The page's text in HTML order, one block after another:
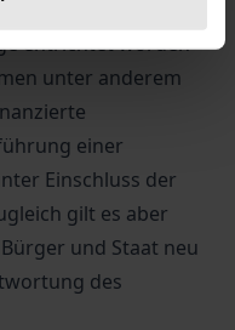
gewährt wird, ohne
entrichtet worden
unter anderem
einer
Einschluss der
gilt es aber
und Staat neu
des